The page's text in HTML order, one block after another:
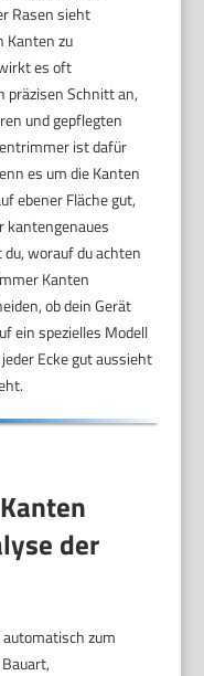
Rasen sieht
Kanten zu
es oft
präzisen Schnitt an,
und gepflegten
ist dafür
es um die Kanten
ebener Fläche gut,
kantengenaues
worauf du achten
Kanten
ob dein Gerät
ein spezielles Modell
Ecke gut aussieht
der
zum